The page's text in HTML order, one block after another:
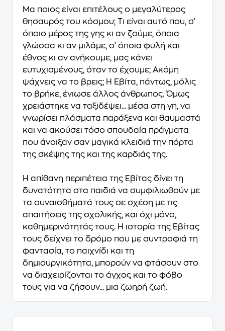
Μα ποιος είναι επιτέλους ο μεγαλύτερος
θησαυρός του κόσμου; Τι είναι αυτό που, σ'
όποιο μέρος της γης κι αν ζούμε, όποια
γλώσσα κι αν μιλάμε, σ' όποια φυλή και
έθνος κι αν ανήκουμε, μας κάνει
ευτυχισμένους, όταν το έχουμε; Ακόμη
ψάχνεις να το βρεις; Η Εβίτα, πάντως, μόλις
το βρήκε, ένιωσε άλλος άνθρωπος. Όμως
χρειάστηκε να ταξιδέψει... μέσα στη γη, να
γνωρίσει πλάσματα παράξενα και θαυμαστά
και να ακούσει τόσο σπουδαία πράγματα
που άνοιξαν σαν μαγικά κλειδιά την πόρτα
της σκέψης της και της καρδιάς της.
Η απίθανη περιπέτεια της Εβίτας δίνει τη
δυνατότητα στα παιδιά να συμφιλιωθούν με
τα συναισθήματά τους σε σχέση με τις
απαιτήσεις της σχολικής, και όχι μόνο,
καθημερινότητάς τους. Η ιστορία της Εβίτας
τους δείχνει το δρόμο που με συντροφιά τη
φαντασία, το παιχνίδι και τη
δημιουργικότητα, μπορούν να φτάσουν στο
να διαχειρίζονται το άγχος και το φόβο
τους για να ζήσουν... μια ζωηρή ζωή.